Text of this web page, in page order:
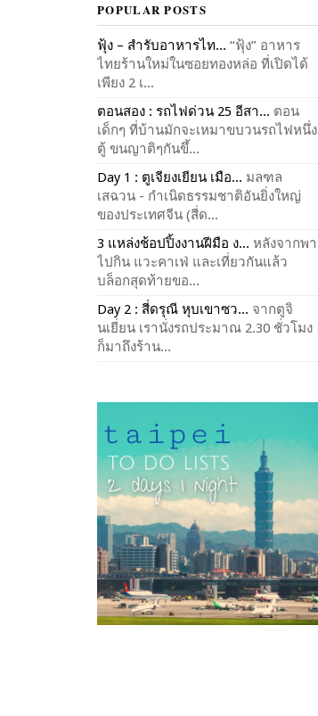
POPULAR POSTS
ฟุ้ง – สำรับอาหารไท... “ฟุ้ง” อาหาร
ไทยร้านใหม่ในซอยทองหล่อ ที่เปิดได้
เพียง 2 เ...
ตอนสอง : รถไฟด่วน 25 อีสา... ตอน
เด็กๆ ที่บ้านมักจะเหมาขบวนรถไฟหนึ่ง
ตู้ ขนญาติๆกันขึ้...
Day 1 : ตูเจียงเยียน เมือ... มลฑล
เสฉวน - กำเนิดธรรมชาติอันยิ่งใหญ่
ของประเทศจีน (สี่ด...
3 แหล่งช้อปปิ้งงานฝีมือ ง... หลังจากพา
ไปกิน แวะคาเฟ่ และเที่ยวกันแล้ว
บล็อกสุดท้ายขอ...
Day 2 : สี่ดรุณี หุบเขาซว... จากตูจิ
นเยี่ยน เรานั่งรถประมาณ 2.30 ชั่วโมง
ก็มาถึงร้าน...